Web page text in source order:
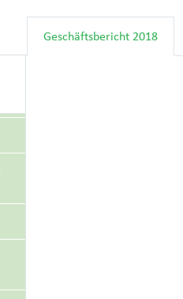
Geschäftsbericht 2018